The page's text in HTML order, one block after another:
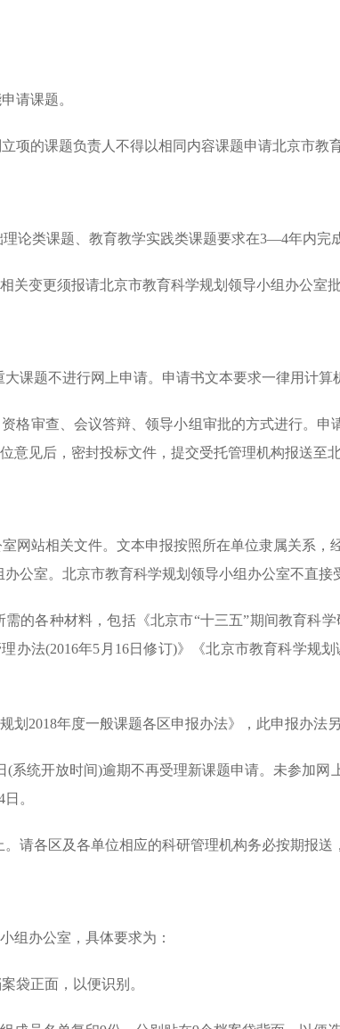
请课题。
的课题负责人不得以相同内容课题申请北京市教育
类课题、教育教学实践类课题要求在3—4年内完成
变更须报请北京市教育科学规划领导小组办公室批
题不进行网上申请。申请书文本要求一律用计算
审查、会议答辩、领导小组审批的方式进行。申
意见后，密封投标文件，提交受托管理机构报送至
站相关文件。文本申报按照所在单位隶属关系，
公室。北京市教育科学规划领导小组办公室不直接
各种材料，包括《北京市“十三五”期间教育科学
办法(2016年5月16日修订)》《北京市教育科学规
2018年度一般课题各区申报办法》，此申报办法另
统开放时间)逾期不再受理新课题申请。未参加网
。
各区及各单位相应的科研管理机构务必按期报送
办公室，具体要求为：
袋正面，以便识别。